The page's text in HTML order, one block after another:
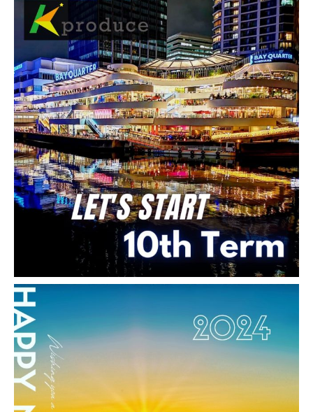
市の24時間レンタカーなら「24
レンタカー西鉄柳川駅前店」
西鉄柳川駅から徒歩2分！3時間2,232円～柳
川市の24時間いつでも借りられる、いつでも
返せるセルフレンタカーを格安予約！全車カ
ーナビ・ドラレコ・ETC標準装備。利用ごと
に除菌・清掃いたしますので安心！予約後最
短15分で […]
2023-08-28
SEO対策 導入実績・事例
北海道 帯広駅前の格安・安いレ
ンタカーWEBサイト｜北海道
帯広駅前の24時間レンタカーな
ら「24レンタカー帯広駅前店」
の24時間いつでも借りられる、いつでも返せ
るセルフレンタカーを格安予約！全車カーナ
ビ・ドラレコ・ETC標準装備。利用ごとに除